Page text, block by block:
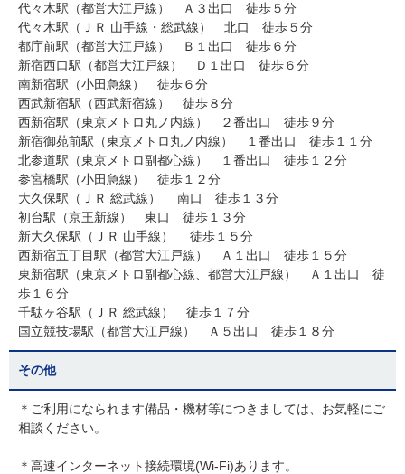
代々木駅（都営大江戸線） Ａ３出口 徒歩５分
代々木駅（ＪＲ 山手線・総武線） 北口 徒歩５分
都庁前駅（都営大江戸線） Ｂ１出口 徒歩６分
新宿西口駅（都営大江戸線） Ｄ１出口 徒歩６分
南新宿駅（小田急線） 徒歩６分
西武新宿駅（西武新宿線） 徒歩８分
西新宿駅（東京メトロ丸ノ内線） ２番出口 徒歩９分
新宿御苑前駅（東京メトロ丸ノ内線） １番出口 徒歩１１分
北参道駅（東京メトロ副都心線） １番出口 徒歩１２分
参宮橋駅（小田急線） 徒歩１２分
大久保駅（ＪＲ 総武線） 南口 徒歩１３分
初台駅（京王新線） 東口 徒歩１３分
新大久保駅（ＪＲ 山手線） 徒歩１５分
西新宿五丁目駅（都営大江戸線） Ａ１出口 徒歩１５分
東新宿駅（東京メトロ副都心線、都営大江戸線） Ａ１出口 徒
歩１６分
千駄ヶ谷駅（ＪＲ 総武線） 徒歩１７分
国立競技場駅（都営大江戸線） Ａ５出口 徒歩１８分
その他
＊ご利用になられます備品・機材等につきましては、お気軽にご
相談ください。
＊高速インターネット接続環境(Wi-Fi)あります。